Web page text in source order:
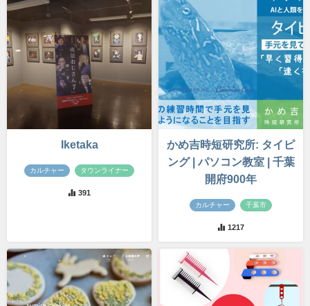
Iketaka
カルチャー タウンライナー
391
かめ吉時短研究所: タイピ
ング | パソコン教室 | 千葉
開府900年
カルチャー 千葉市
1217